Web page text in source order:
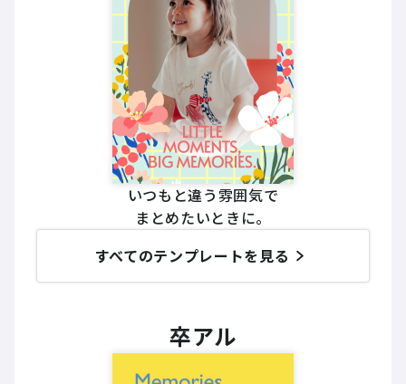
いつもと違う雰囲気で
まとめたいときに。
すべてのテンプレートを見る
卒アル